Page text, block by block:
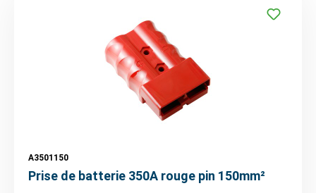
A3501150
Prise de batterie 350A rouge pin 150mm²